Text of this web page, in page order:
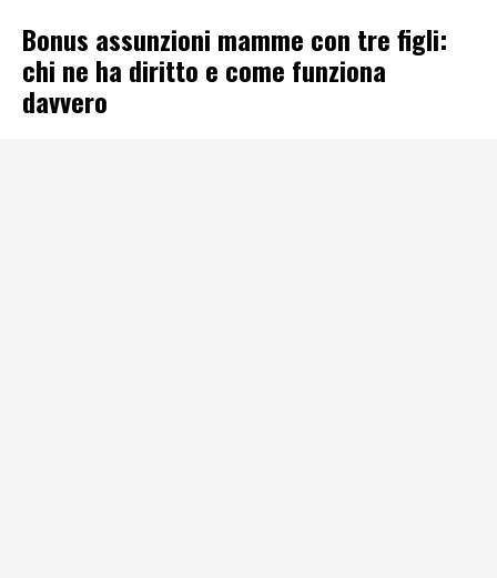
Bonus assunzioni mamme con tre figli:
chi ne ha diritto e come funziona
davvero